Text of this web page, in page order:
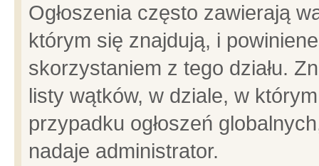
Ogłoszenia często zawierają
którym się znajdują, i
skorzystaniem z tego działu.
listy wątków, w dziale, w
przypadku ogłoszeń
nadaje administrator.